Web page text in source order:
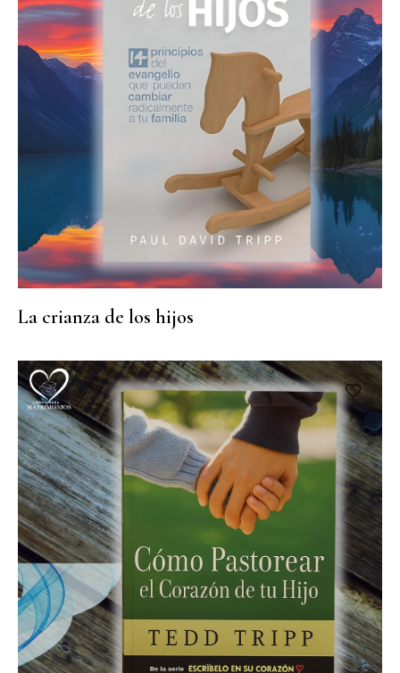
La crianza de los hijos